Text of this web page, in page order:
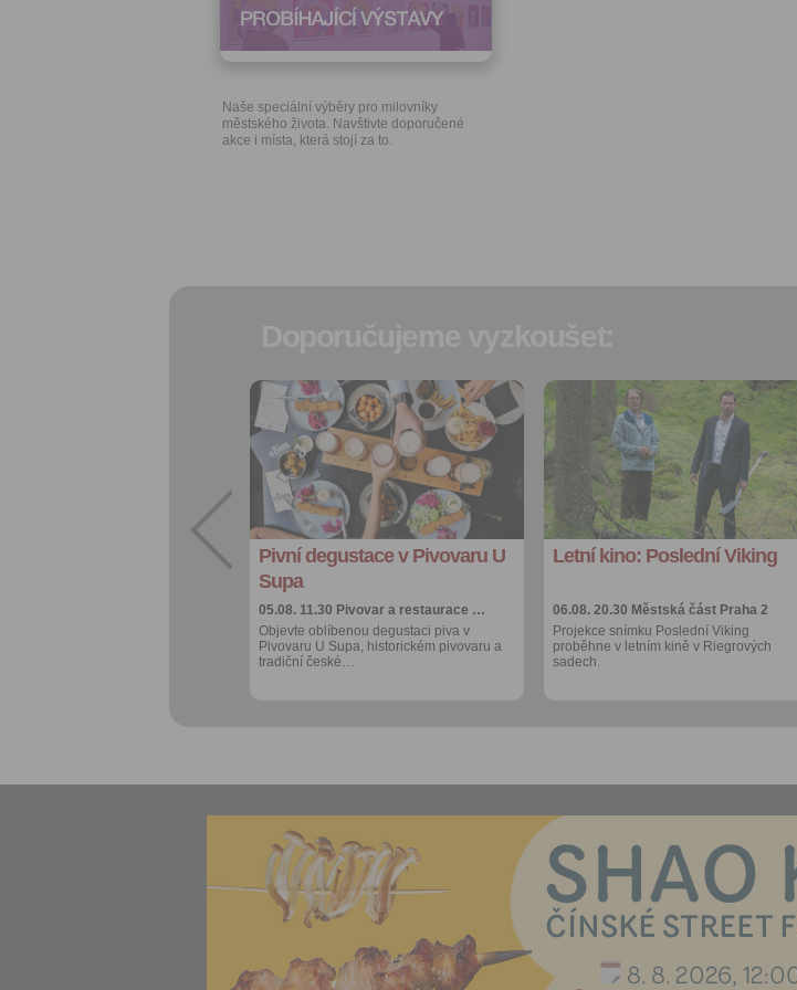
Naše speciální výběry pro milovníky
městského života. Navštivte doporučené
akce i místa, která stojí za to.
Pivní degustace v Pivovaru U
Supa
05.08. 11.30 Pivovar a restaurace …
Objevte oblíbenou degustaci piva v
Pivovaru U Supa, historickém pivovaru a
tradiční české…
Přidat do
oblíbených
Sdílet:
Facebook
export do
kalendáře
Více výhod pro
Letní kino: Poslední Viking
06.08. 20.30 Městská část Praha 2
Projekce snímku Poslední Viking
proběhne v letním kině v Riegrových
sadech.
Přidat do
oblíbených
Sdílet:
Facebook
export do
kalendáře
Více výhod pro